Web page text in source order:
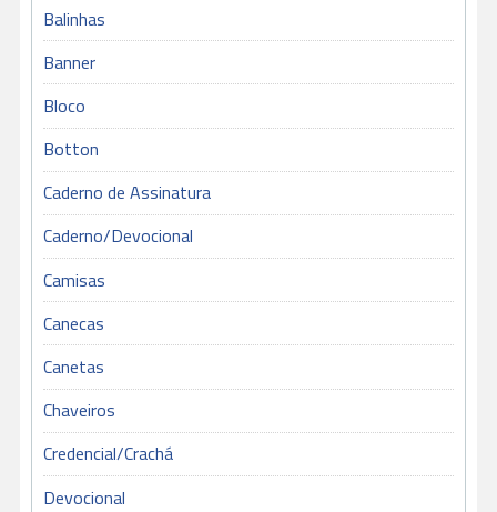
Balinhas
Banner
Bloco
Botton
Caderno de Assinatura
Caderno/Devocional
Camisas
Canecas
Canetas
Chaveiros
Credencial/Crachá
Devocional